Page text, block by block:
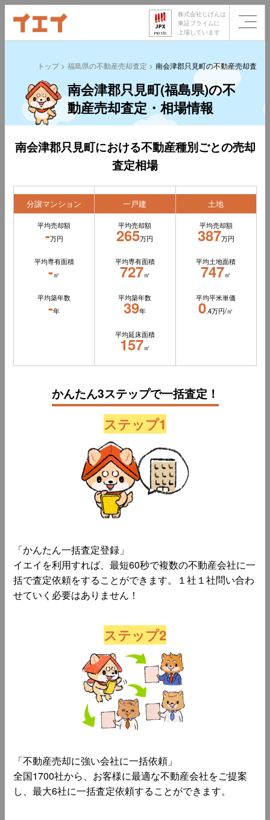
株式会社じげんは
東証プライムに
上場しています
トップ 福島県の不動産売却査定 南会津郡只見町の不動産売却査定
南会津郡只見町(福島県)の不
動産売却査定・相場情報
南会津郡只見町における不動産種別ごとの売却
査定相場
分譲マンション
平均売却額
-万円
平均専有面積
-㎡
平均築年数
-年
一戸建
平均売却額
265万円
平均専有面積
727㎡
平均築年数
39年
平均延床面積
157㎡
土地
平均売却額
387万円
平均土地面積
747㎡
平均平米単価
0.4万円/㎡
かんたん3ステップで一括査定！
ステップ1
「かんたん一括査定登録」
イエイを利用すれば、最短60秒で複数の不動産会社に一
括で査定依頼をすることができます。１社１社問い合わ
せていく必要はありません！
ステップ2
「不動産売却に強い会社に一括依頼」
全国1700社から、お客様に最適な不動産会社をご提案
し、最大6社に一括査定依頼することができます。